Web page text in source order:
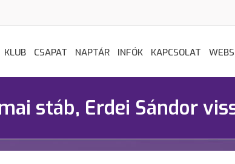
KLUB CSAPAT NAPTÁR INFÓK KAPCSOLAT
stáb, Erdei Sándor